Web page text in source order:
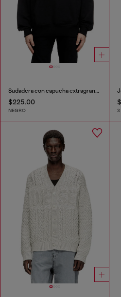
Sudadera con capucha extragrande con logotipo metálico
$225.00
NEGRO 3